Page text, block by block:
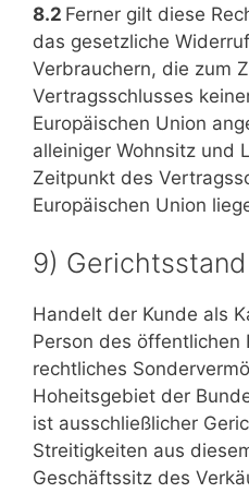
8.2 Ferner gilt diese
das gesetzliche
Verbrauchern, die zum
Vertragsschlusses
Europäischen Union
alleiniger Wohnsitz und
Zeitpunkt des
Europäischen Union
9) Gerichtsstand
Handelt der Kunde als
Person des
rechtliches
Hoheitsgebiet der
ist ausschließlicher
Streitigkeiten aus
Geschäftssitz des